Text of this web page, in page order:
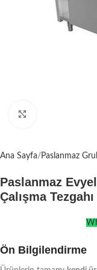
Ana Sayfa Paslanmaz
Paslanmaz
Çalışma Tezgahı
Ön Bilgilendirme